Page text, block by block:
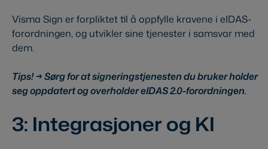
Visma Sign er forpliktet til å oppfylle kravene i eIDAS-
forordningen, og utvikler sine tjenester i samsvar med
dem.
Tips! → Sørg for at signeringstjenesten du bruker holder
seg oppdatert og overholder eIDAS 2.0-forordningen.
3: Integrasjoner og KI